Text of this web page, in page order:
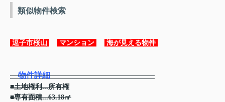
類似物件検索
逗子市桜山 マンション 海が見える物件
物件詳細
■土地権利...所有権
■専有面積...63.18㎡